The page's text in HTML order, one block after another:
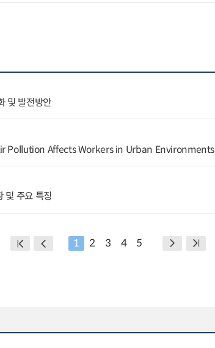
및 발전방안
Pollution Affects Workers in Urban Environments
및 주요 특징
1 2 3 4 5